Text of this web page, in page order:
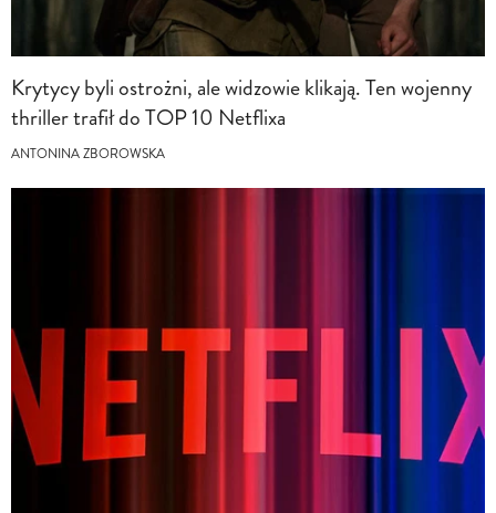
Krytycy byli ostrożni, ale widzowie klikają. Ten wojenny
thriller trafił do TOP 10 Netflixa
ANTONINA ZBOROWSKA